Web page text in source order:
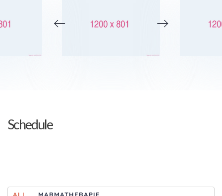
Schedule
ALL MARMATHERAPIE